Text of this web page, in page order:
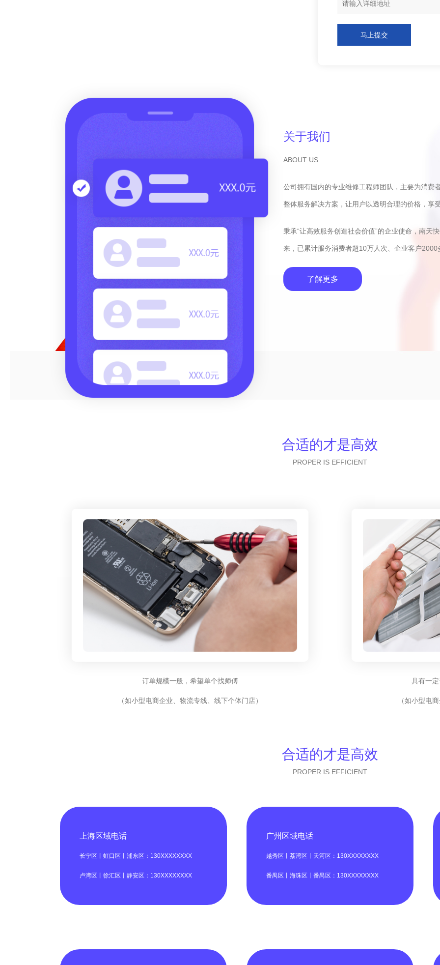
马上提交
关于我们
ABOUT US
公司拥有国内的专业维修工程师团队，主要为消费
整体服务解决方案，让用户以透明合理的价格，享
秉承“让高效服务创造社会价值”的企业使命，南天
来，已累计服务消费者超10万人次、企业客户2000
了解更多
合适的才是高效
PROPER IS EFFICIENT
订单规模一般，希望单个找师傅
（如小型电商企业、物流专线、线下个体门店）
具有一
（如小型电
合适的才是高效
PROPER IS EFFICIENT
上海区域电话
长宁区丨虹口区丨浦东区：130XXXXXXXX
卢湾区丨徐汇区丨静安区：130XXXXXXXX
广州区域电话
越秀区丨荔湾区丨天河区：130XXXXXXXX
番禺区丨海珠区丨番禺区：130XXXXXXXX